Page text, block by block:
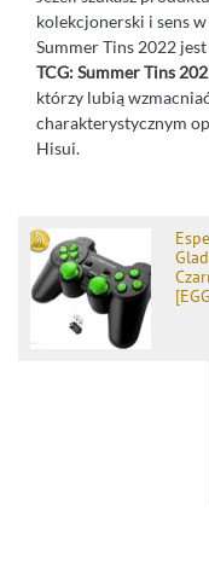
kolekcjonerski i sens
Summer Tins 2022
TCG: Summer Tins
którzy lubią
charakterystycznym
Hisui.